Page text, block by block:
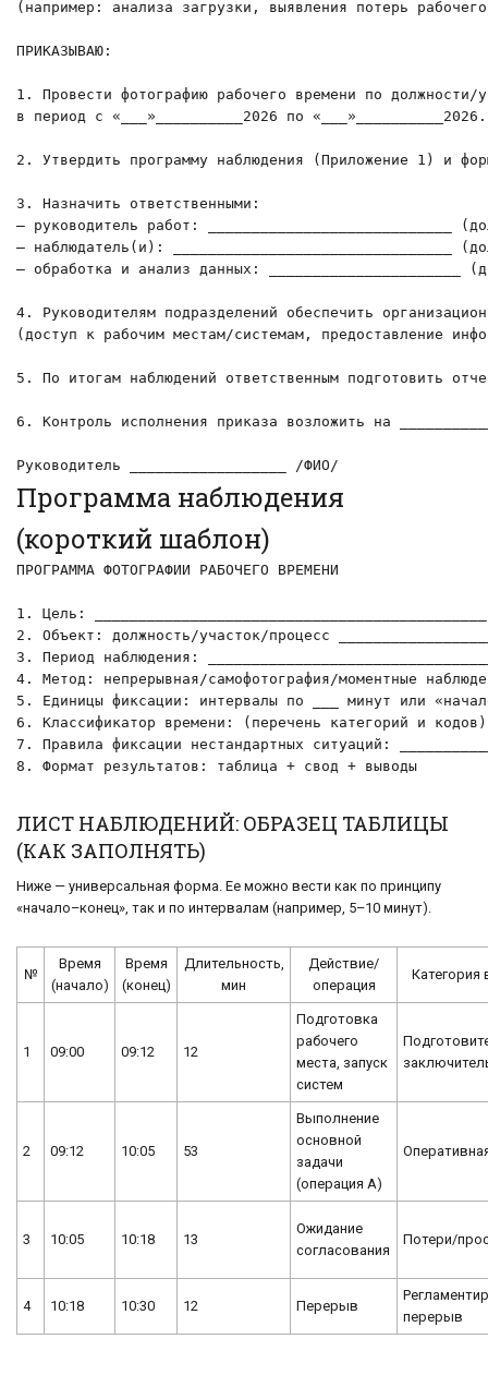
(например: анализа загрузки, выявления потерь
ПРИКАЗЫВАЮ:
1. Провести фотографию рабочего времени по должности/
в период с «___»__________2026 по «___»__________2026.
2. Утвердить программу наблюдения (Приложение 1) и
3. Назначить ответственными:
— руководитель работ: ____________________________
— наблюдатель(и): ________________________________
— обработка и анализ данных: ______________________
4. Руководителям подразделений обеспечить
(доступ к рабочим местам/системам, предоставление
5. По итогам наблюдений ответственным подготовить
6. Контроль исполнения приказа возложить на
Руководитель __________________ /ФИО/
Программа наблюдения
(короткий шаблон)
ПРОГРАММА ФОТОГРАФИИ РАБОЧЕГО ВРЕМЕНИ
1. Цель: _____________________________________________
2. Объект: должность/участок/процесс
3. Период наблюдения:
4. Метод: непрерывная/самофотография/моментные
5. Единицы фиксации: интервалы по ___ минут или
6. Классификатор времени: (перечень категорий и кодов)
7. Правила фиксации нестандартных ситуаций:
8. Формат результатов: таблица + свод + выводы
ЛИСТ НАБЛЮДЕНИЙ: ОБРАЗЕЦ ТАБЛИЦЫ
(КАК ЗАПОЛНЯТЬ)
Ниже — универсальная форма. Ее можно вести как по принципу
«начало–конец», так и по интервалам (например, 5–10 минут).
№
Время
(начало)
Время
(конец)
Длительность,
мин
Действие/
операция
Категория
1 09:00 09:12 12
Подготовка
рабочего
места, запуск
систем
2 09:12 10:05 53
Выполнение
основной
задачи
(операция А)
3 10:05 10:18 13
Ожидание
согласования
Потери/
4 10:18 10:30 12 Перерыв
перерыв